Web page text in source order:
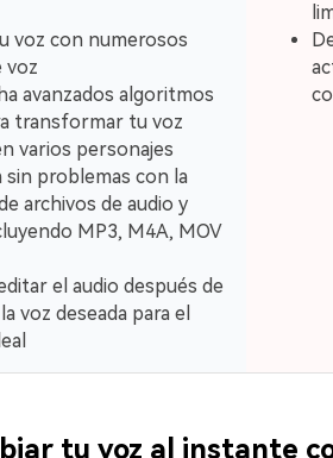
voz con numerosos
voz
avanzados algoritmos
transformar tu voz
varios personajes
sin problemas con la
archivos de audio y
MP3, M4A, MOV
el audio después de
voz deseada para el
tu voz al instante